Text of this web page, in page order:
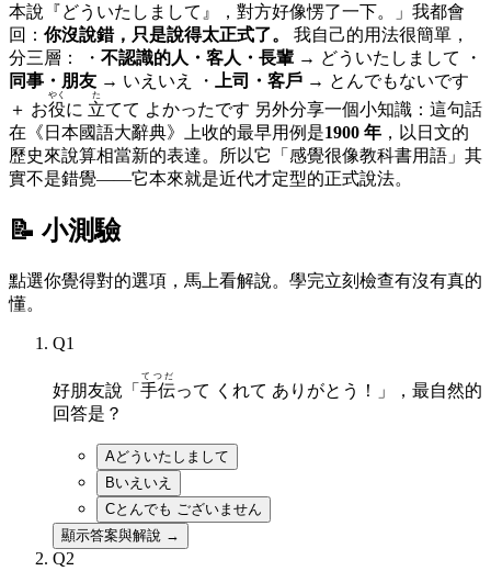
本說『どういたしまして』，對方好像愣了一下。」我都會
回： 你沒說錯，只是說得太正式了。
分三層： ・ 不認識的人・客人・長輩 → どういたしまして ・
同事・朋友 → いえいえ ・ 上司・客戶 → とんでもないです
＋ お役
やく
に 立
た
てて よかったです 另外分享一個小知識：這句話
在《日本國語大辭典》上收的最早用例是1900 年 ，以日文的
歷史來說算相當新的表達。所以它「感覺很像教科書用語」其
實不是錯覺——它本來就是近代才定型的正式說法。
📝 小測驗
點選你覺得對的選項，馬上看解說。學完立刻檢查有沒有真的
懂。
Q1
好朋友說「 手伝
てつだ
って くれて ありがとう！」，最自然的
回答是？
Aどういたしまして
Bいえいえ
Cとんでも ございません
顯示答案與解說 →
Q2